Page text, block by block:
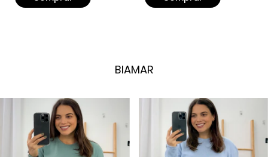
BIAMAR